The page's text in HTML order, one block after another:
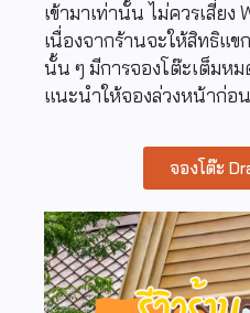
เข้ามาเท่านั้น ไม่ควรเสี่ยง
เนื่องจากร้านจะให้สิทธิแ
นั้น ๆ มีการจองโต๊ะเต็มห
แนะนำให้จองล่วงหน้าก่อ
จองโต๊ะ